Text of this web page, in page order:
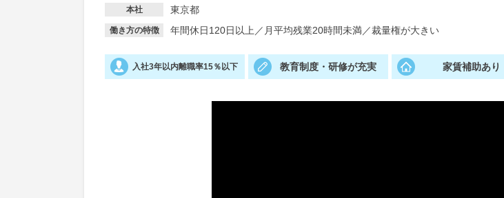
本社 東京都
働き方の特徴 年間休日120日以上 ／ 月平均残業20時間未満／裁量権が大きい
入社3年以内離職率15％以下 教育制度・研修が充実 家賃補助あり